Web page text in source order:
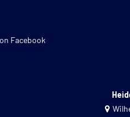
Facebook